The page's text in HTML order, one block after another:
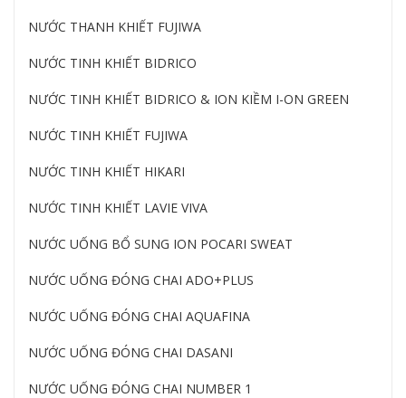
NƯỚC THANH KHIẾT FUJIWA
NƯỚC TINH KHIẾT BIDRICO
NƯỚC TINH KHIẾT BIDRICO & ION KIỀM I-ON GREEN
NƯỚC TINH KHIẾT FUJIWA
NƯỚC TINH KHIẾT HIKARI
NƯỚC TINH KHIẾT LAVIE VIVA
NƯỚC UỐNG BỔ SUNG ION POCARI SWEAT
NƯỚC UỐNG ĐÓNG CHAI ADO+PLUS
NƯỚC UỐNG ĐÓNG CHAI AQUAFINA
NƯỚC UỐNG ĐÓNG CHAI DASANI
NƯỚC UỐNG ĐÓNG CHAI NUMBER 1